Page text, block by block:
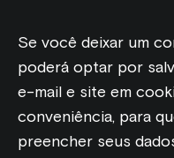
Se você deixar um
poderá optar por
e-mail e site em
conveniência, para
preencher seus